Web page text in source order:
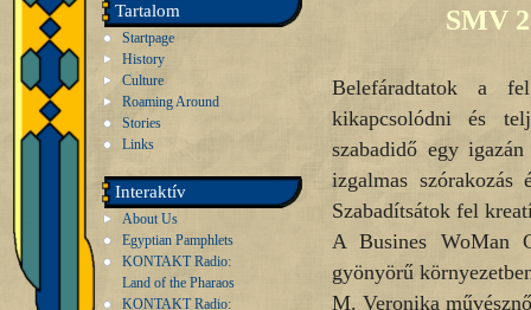
Tartalom
Startpage
History
Culture
Roaming Around
Stories
Links
Interaktív
About Us
Egyptian Pamphlets
KONTAKT Radio:
Land of the Pharaos
KONTAKT Radio:
SMV
Belefáradtatok a
kikapcsolódni és
szabadidő egy
izgalmas szórakozás
Szabadítsátok fel
A Busines WoMan
gyönyörű
M. Veronika